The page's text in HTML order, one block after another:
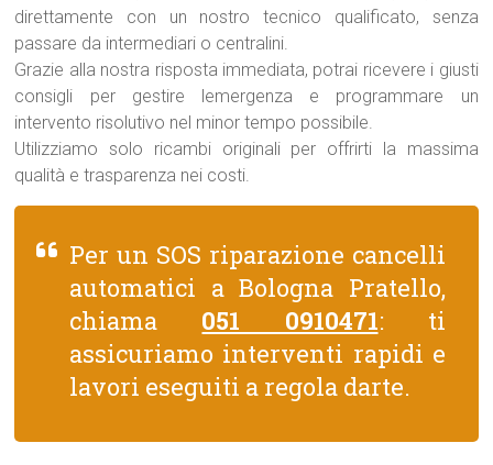
direttamente con un nostro tecnico qualificato, senza
passare da intermediari o centralini.
Grazie alla nostra risposta immediata, potrai ricevere i giusti
consigli per gestire lemergenza e programmare un
intervento risolutivo nel minor tempo possibile.
Utilizziamo solo ricambi originali per offrirti la massima
qualità e trasparenza nei costi.
Per un SOS riparazione cancelli
automatici a Bologna Pratello,
chiama 051 0910471: ti
assicuriamo interventi rapidi e
lavori eseguiti a regola darte.